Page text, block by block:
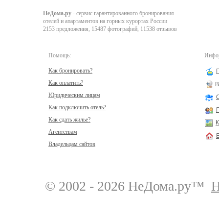
НеДома.ру - сервис гарантированного бронирования
отелей и апартаментов на горных курортах России
2153 предложения, 15487 фотографий, 11538 отзывов
Помощь:
Как бронировать?
Как оплатить?
Юридическим лицам
Как подключить отель?
Как сдать жилье?
Агентствам
Владельцам сайтов
© 2002 - 2026 НеДома.ру™